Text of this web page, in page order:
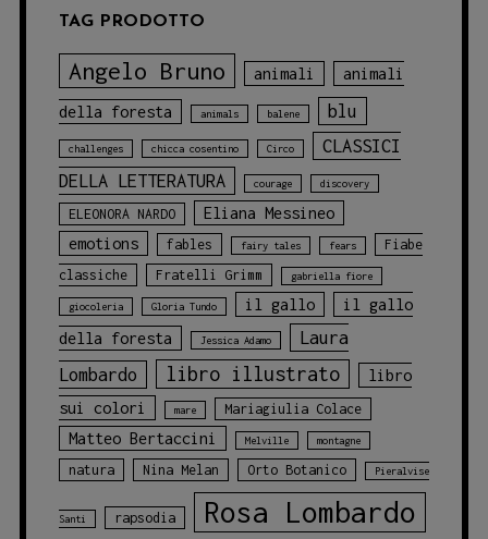
TAG PRODOTTO
Angelo Bruno animali animali
della foresta animals balene blu
challenges chicca cosentino Circo
CLASSICI
DELLA LETTERATURA
courage discovery
ELEONORA NARDO
Eliana Messineo
emotions
fables fairy tales fears
Fiabe
classiche
Fratelli Grimm gabriella fiore
giocoleria Gloria Tundo il gallo
il gallo
della foresta
Jessica Adamo
Laura
Lombardo
libro illustrato
libro
sui colori
mare Mariagiulia Colace
Matteo Bertaccini Melville montagne
natura Nina Melan Orto Botanico Pieralvise
Santi rapsodia Rosa Lombardo